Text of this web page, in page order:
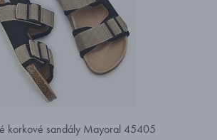
korkové sandály Mayoral 45405